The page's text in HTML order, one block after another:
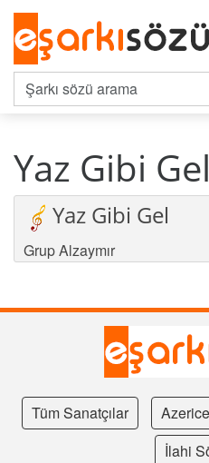
Yaz Gibi
Yaz Gibi Gel
Grup Alzaymır
Tüm Sanatçılar
İlahi